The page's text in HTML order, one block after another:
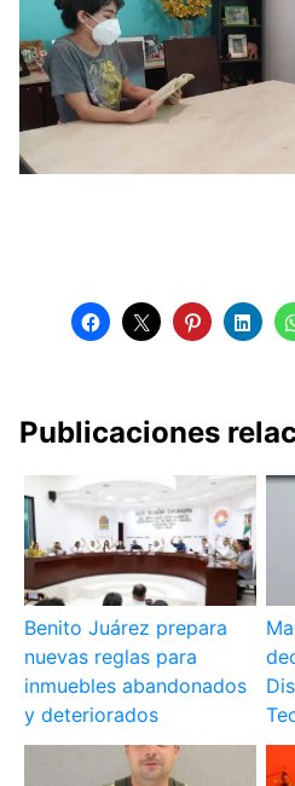
Publicaciones
Benito Juárez prepara
nuevas reglas para
inmuebles abandonados
y deteriorados